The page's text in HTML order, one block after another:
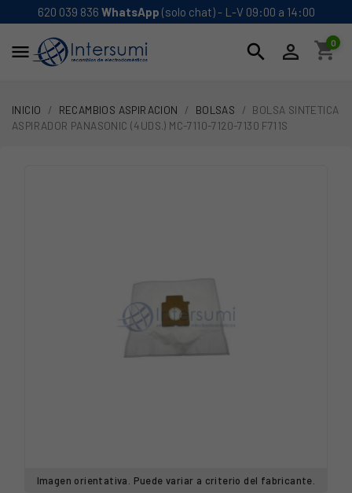
620 039 836 WhatsApp (solo chat) - L-V 09:00 a 14:00
 search  shopping_cart
0
INICIO RECAMBIOS ASPIRACION BOLSAS
BOLSA SINTETICA
ASPIRADOR PANASONIC (4UDS.) MC-7110-7120-7130 F711S
Imagen orientativa. Puede variar a criterio del fabricante.